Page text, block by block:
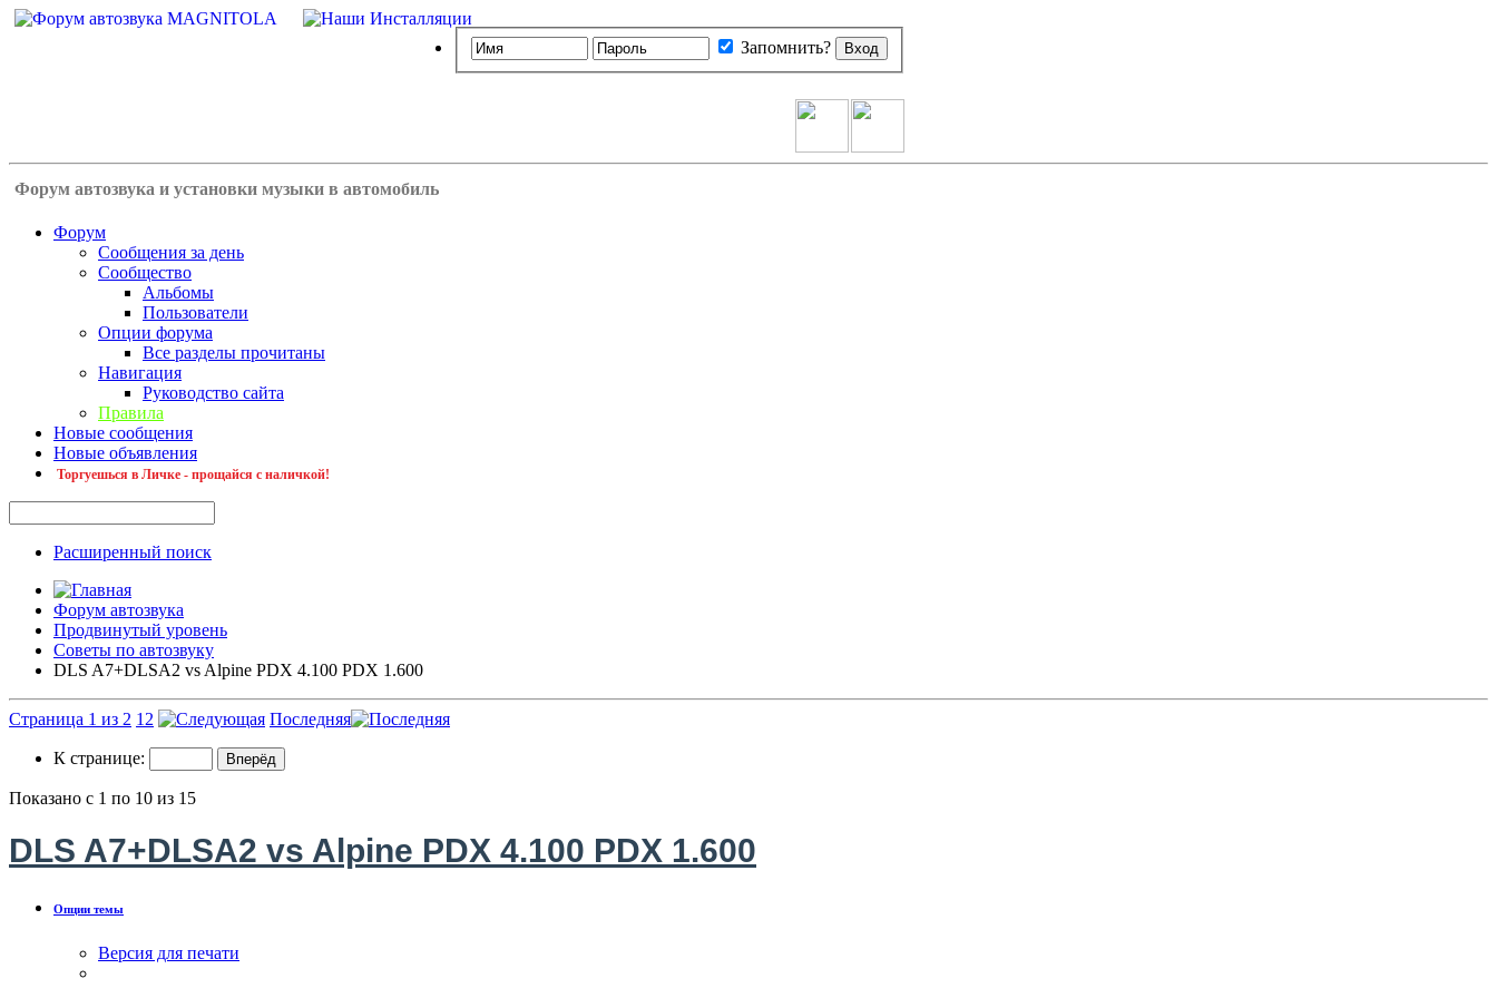
Запомнить?
Форум автозвука и установки музыки в автомобиль
Форум
Сообщения за день
Сообщество
Альбомы
Пользователи
Опции форума
Все разделы прочитаны
Навигация
Руководство сайта
Правила
Новые сообщения
Новые объявления
Торгуешься в Личке - прощайся с наличкой!
Расширенный поиск
Форум автозвука
Продвинутый уровень
Советы по автозвуку
DLS A7+DLSA2 vs Alpine PDX 4.100 PDX 1.600
Страница 1 из 2 1 2 Последняя
К странице:
Показано с 1 по 10 из 15
DLS A7+DLSA2 vs Alpine PDX 4.100 PDX 1.600
Опции темы
Версия для печати